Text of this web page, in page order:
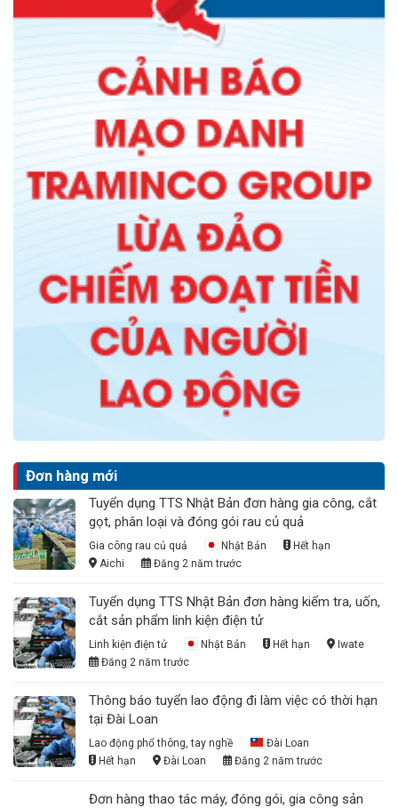
Đơn hàng mới
Tuyển dụng TTS Nhật Bản đơn hàng gia công, cắt
gọt, phân loại và đóng gói rau củ quả
Gia công rau củ quả Nhật Bản
Hết hạn
Aichi
Đăng 2 năm trước
Tuyển dụng TTS Nhật Bản đơn hàng kiểm tra, uốn,
cắt sản phẩm linh kiện điện tử
Linh kiện điện tử Nhật Bản Hết hạn
Iwate
Đăng 2 năm trước
Thông báo tuyển lao động đi làm việc có thời hạn
tại Đài Loan
Lao động phổ thông, tay nghề
Đài Loan
Hết hạn
Đài Loan Đăng 2 năm trước
Đơn hàng thao tác máy, đóng gói, gia công sản